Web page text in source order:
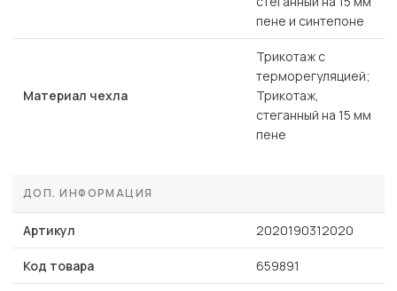
пене и синтепоне
Материал чехла
Трикотаж с
терморегуляцией;
Трикотаж,
стеганный на 15 мм
пене
ДОП. ИНФОРМАЦИЯ
Артикул 2020190312020
Код товара 659891